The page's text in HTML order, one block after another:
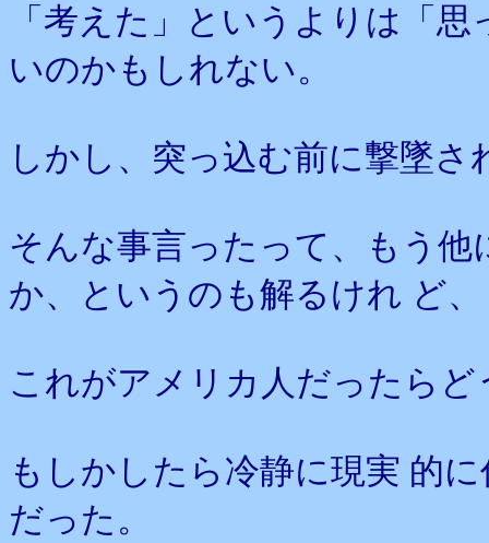
「考えた」というよりは「
いのかもしれない。
しかし、突っ込む前に撃墜さ
そんな事言ったって、もう
か、というのも解るけれ ど、
これがアメリカ人だったら
もしかしたら冷静に現実 的
だった。